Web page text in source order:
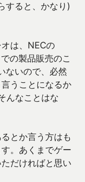
すると、かなり)
は、NECの
の製品販売のこ
ないので、必然
うことになるか
んなことはな
とか言う方はも
。あくまでゲー
だければと思い